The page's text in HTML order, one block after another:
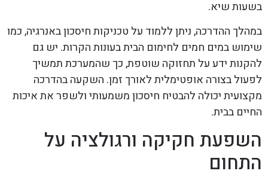
בשעות שיא.
במהלך ההדרכה, ניתן ללמוד על טכניקות חיסכון באנרגיה, כמו
שימוש במים חמים לחימום הבית בעונות הקרות. יש גם
להקנות ידע על תחזוקה שוטפת, כך שהמערכת תמשיך
לפעול בצורה אופטימלית לאורך זמן. השקעה בהדרכה
מקצועית יכולה להבטיח חיסכון משמעותי ולשפר את איכות
החיים בבית.
השפעת חקיקה ורגולציה על
התחום